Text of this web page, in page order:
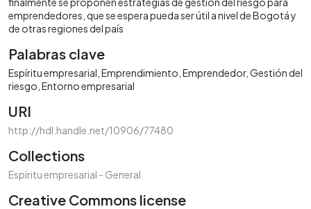
emprendedores, que se espera pueda ser útil a nivel de Bogotá y
de otras regiones del país
Palabras clave
Espíritu empresarial Emprendimiento Emprendedor Gestión del
riesgo Entorno empresarial
URI
http://hdl.handle.net/10906/77480
Collections
Espíritu empresarial - General
Creative Commons license